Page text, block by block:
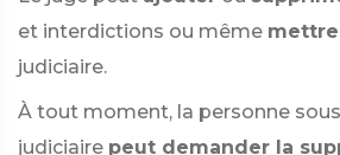
et interdictions ou même
judiciaire.
À tout moment, la personne
judiciaire peut demander la